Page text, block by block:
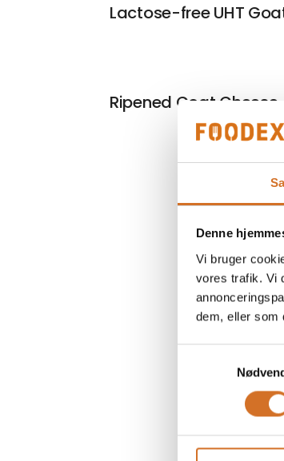
Denne
Vi bruger
vores trafik. Vi
dem, eller som
Lactose-free UHT
Ripened Goat Cheese